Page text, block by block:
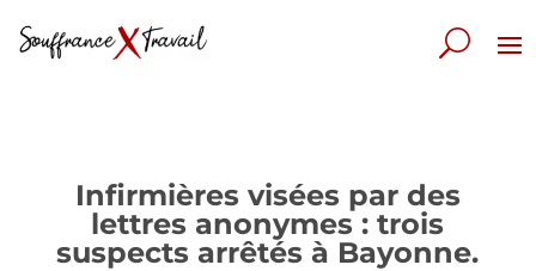
Infirmières visées par des
lettres anonymes : trois
suspects arrêtés à Bayonne.